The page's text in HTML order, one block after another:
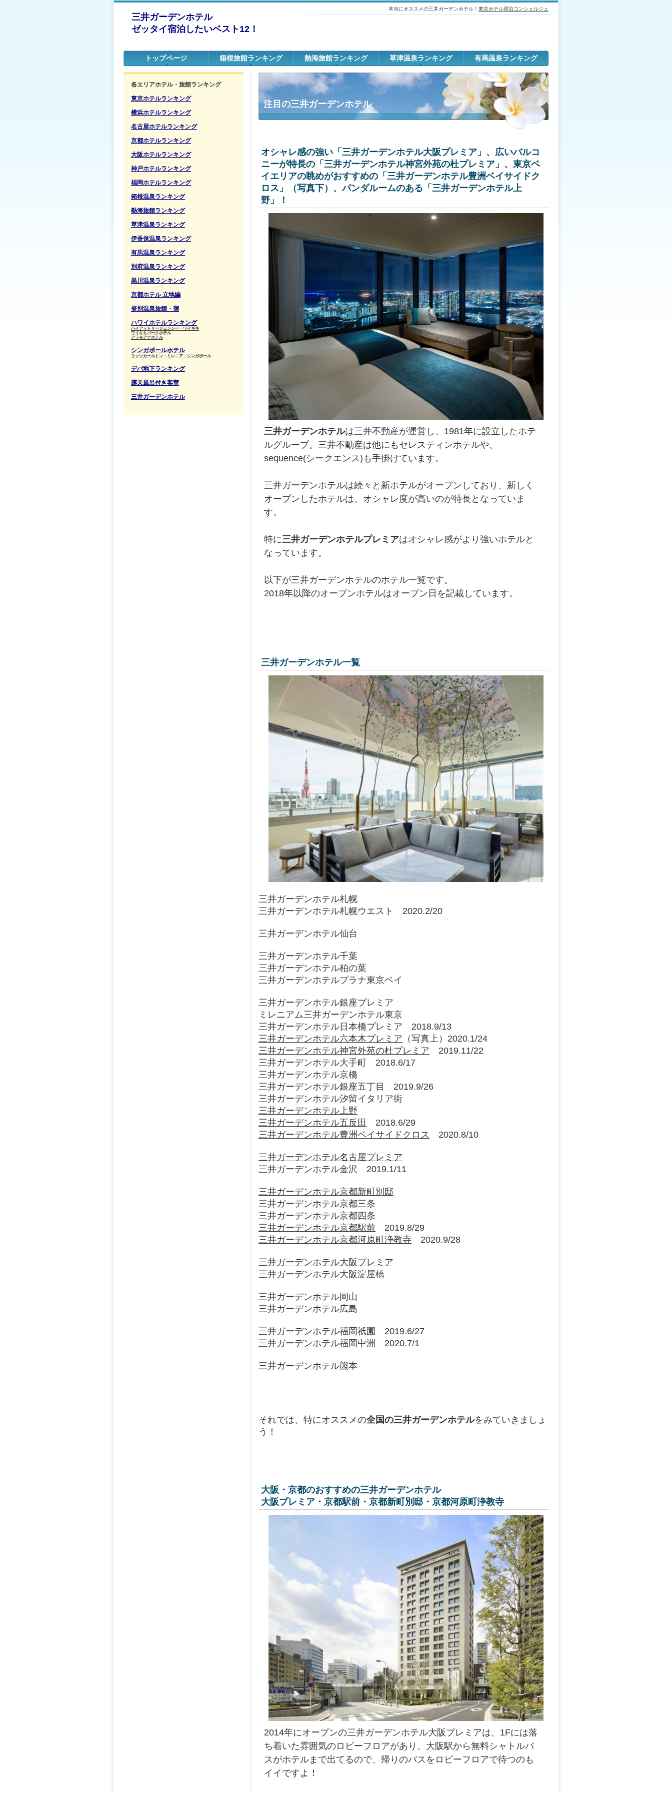
本当にオススメの三井ガーデンホテル！ 東京ホテル宿泊コンシェルジュ
三井ガーデンホテル
ゼッタイ宿泊したいベスト12！
注目の三井ガーデンホテル
オシャレ感の強い「三井ガーデンホテル大阪プレミア」、広いバルコ
ニーが特長の「三井ガーデンホテル神宮外苑の杜プレミア」、東京ベ
イエリアの眺めがおすすめの「三井ガーデンホテル豊洲ベイサイドク
ロス」（写真下）、パンダルームのある「三井ガーデンホテル上
野」！
三井ガーデンホテルは三井不動産が運営し、1981年に設立したホテ
ルグループ。三井不動産は他にもセレスティンホテルや、
sequence(シークエンス)も手掛けています。
三井ガーデンホテルは続々と新ホテルがオープンしており、新しく
オープンしたホテルは、オシャレ度が高いのが特長となっていま
す。
特に三井ガーデンホテルプレミアはオシャレ感がより強いホテルと
なっています。
以下が三井ガーデンホテルのホテル一覧です。
2018年以降のオープンホテルはオープン日を記載しています。
三井ガーデンホテル一覧
三井ガーデンホテル札幌
三井ガーデンホテル札幌ウエスト 2020.2/20
三井ガーデンホテル仙台
三井ガーデンホテル千葉
三井ガーデンホテル柏の葉
三井ガーデンホテルプラナ東京ベイ
三井ガーデンホテル銀座プレミア
ミレニアム三井ガーデンホテル東京
三井ガーデンホテル日本橋プレミア 2018.9/13
三井ガーデンホテル六本木プレミア （写真上）2020.1/24
三井ガーデンホテル神宮外苑の杜プレミア 2019.11/22
三井ガーデンホテル大手町 2018.6/17
三井ガーデンホテル京橋
三井ガーデンホテル銀座五丁目 2019.9/26
三井ガーデンホテル汐留イタリア街
三井ガーデンホテル上野
三井ガーデンホテル五反田
2018.6/29
三井ガーデンホテル豊洲ベイサイドクロス
2020.8/10
三井ガーデンホテル名古屋プレミア
三井ガーデンホテル金沢 2019.1/11
三井ガーデンホテル京都新町別邸
三井ガーデンホテル京都三条
三井ガーデンホテル京都四条
三井ガーデンホテル京都駅前 2019.8/29
三井ガーデンホテル京都河原町浄教寺 2020.9/28
三井ガーデンホテル大阪プレミア
三井ガーデンホテル大阪淀屋橋
三井ガーデンホテル岡山
三井ガーデンホテル広島
三井ガーデンホテル福岡祇園 2019.6/27
三井ガーデンホテル福岡中洲
2020.7/1
三井ガーデンホテル熊本
それでは、特にオススメの全国の三井ガーデンホテルをみていきましょ
う！
大阪・京都のおすすめの三井ガーデンホテル
大阪プレミア・京都駅前・京都新町別邸・京都河原町浄教寺
2014年にオープンの三井ガーデンホテル大阪プレミアは、1Fには落
ち着いた雰囲気のロビーフロアがあり、大阪駅から無料シャトルバ
スがホテルまで出てるので、帰りのバスをロビーフロアで待つのも
イイですよ！
トップページ 箱根旅館ランキング 熱海旅館ランキング 草津温泉ランキング 有馬温泉ランキング
各エリアホテル・旅館ランキング
東京ホテルランキング
横浜ホテルランキング
名古屋ホテルランキング
京都ホテルランキング
大阪ホテルランキング
神戸ホテルランキング
福岡ホテルランキング
箱根温泉ランキング
熱海旅館ランキング
草津温泉ランキング
伊香保温泉ランキング
有馬温泉ランキング
別府温泉ランキング
黒川温泉ランキング
京都ホテル 立地編
登別温泉旅館・宿
ハワイホテルランキング
ハイアットリージェンシー・ワイキキ
ワイキキパークホテル
アラモアナホテル
シンガポールホテル
リッツカールトン・ミレニア・シンガポール
デパ地下ランキング
露天風呂付き客室
三井ガーデンホテル